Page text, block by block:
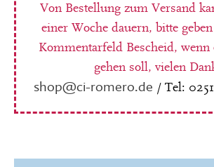
Von Bestellung zum Versand
einer Woche dauern, bitte
Kommentarfeld Bescheid, wenn
gehen soll, vielen
shop@ci-romero.de / Tel: